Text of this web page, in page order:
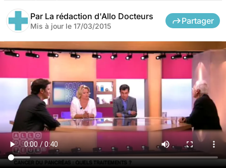
Par La rédaction d'Allo Docteurs
Mis à jour le 17/03/2015
Partager